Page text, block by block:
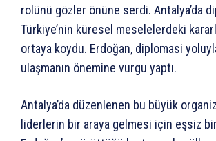
rolünü gözler önüne serdi. Antalya’da
Türkiye’nin küresel meselelerdeki
ortaya koydu. Erdoğan, diplomasi
ulaşmanın önemine vurgu yaptı.
Antalya’da düzenlenen bu büyük
liderlerin bir araya gelmesi için eşsiz